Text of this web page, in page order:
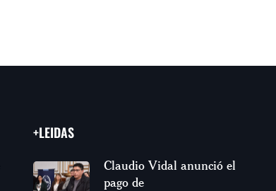
+LEIDAS
Claudio Vidal anunció el
pago de